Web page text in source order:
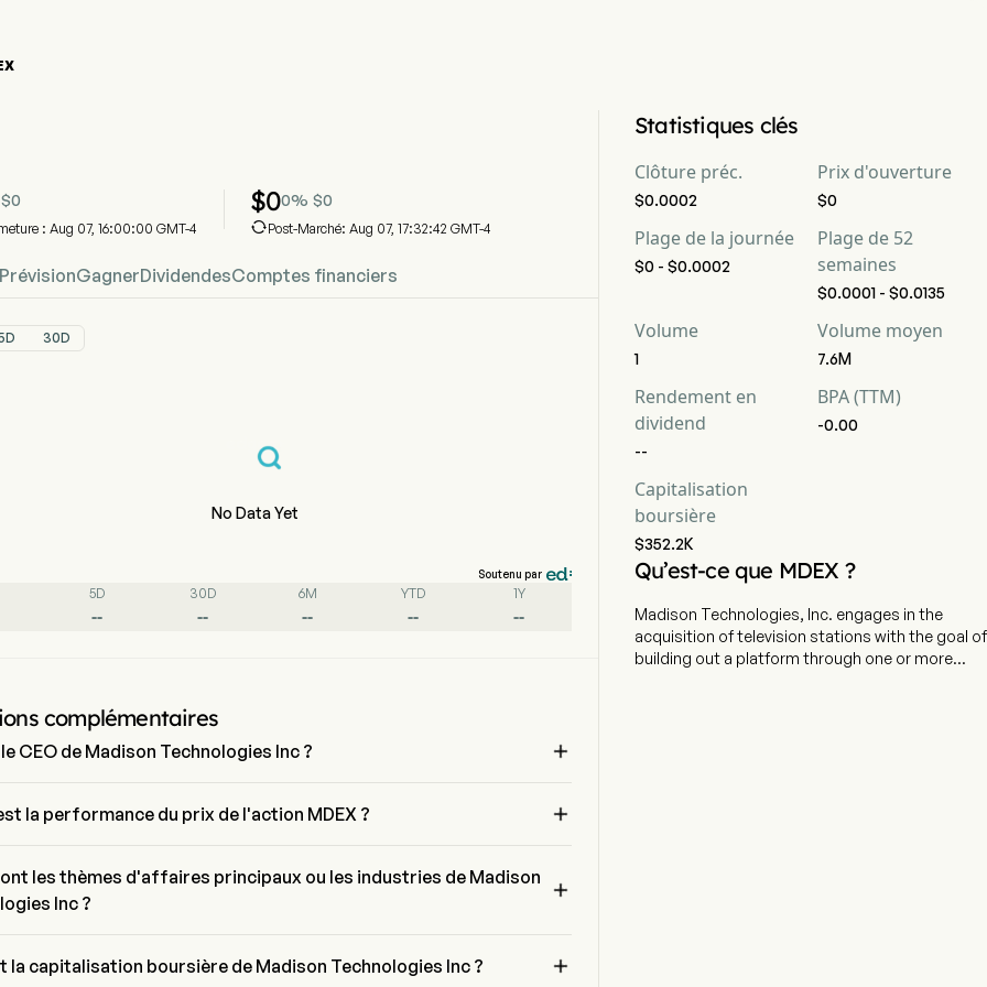
$0
: Aug 07, 16:00:00 GMT-4
$00% $0
Post-Marché: Aug 07, 17:32:42 GMT-4
PrévisionGagnerDividendesComptes financiers
30D
No Data Yet
Soutenu par
5D
--
30D
--
6M
--
YTD
--
1Y
--
complémentaires
CEO de Madison Technologies Inc ? 
depuis 2023.
la performance du prix de l'action MDEX ? 
les thèmes d'affaires principaux ou les industries de Madison
Inc ?

la capitalisation boursière de Madison Technologies Inc ? 
Statistiques clés
Clôture préc.
$0.0002
Prix d'ouverture
$0
Plage de la journée
$0 - $0.0002
Plage de 52
semaines
$0.0001 - $0.0135
Volume
1
Volume moyen
7.6M
Rendement en
dividend
--
BPA (TTM)
-0.00
Capitalisation
boursière
$352.2K
Qu’est-ce que MDEX ?
Madison Technologies, Inc. engages in the
acquisition of television stations with the goal of
building out a platform through one or more